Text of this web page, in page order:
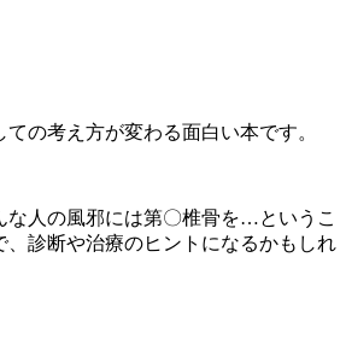
の考え方が変わる面白い本です。
な人の風邪には第〇椎骨を…というこ
、診断や治療のヒントになるかもしれ